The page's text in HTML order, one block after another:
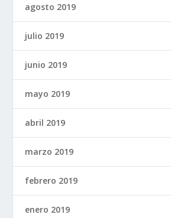
agosto 2019
julio 2019
junio 2019
mayo 2019
abril 2019
marzo 2019
febrero 2019
enero 2019